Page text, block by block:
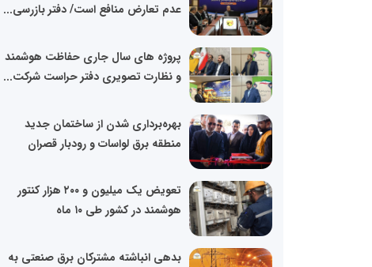
عدم تعارض منافع است/ دفتر بازرسی...
پروژه های سال جاری حفاظت هوشمند
و نظارت تصویری دفتر حراست شرکت...
بهره‌برداری شدن از ساختمان جدید
منطقه برق لواسات و رودبار قصران
تعویض یک میلیون و ۲۰۰ هزار کنتور
هوشمند در کشور طی ۱۰ ماه
بدهی انباشته مشترکان برق صنعتی به